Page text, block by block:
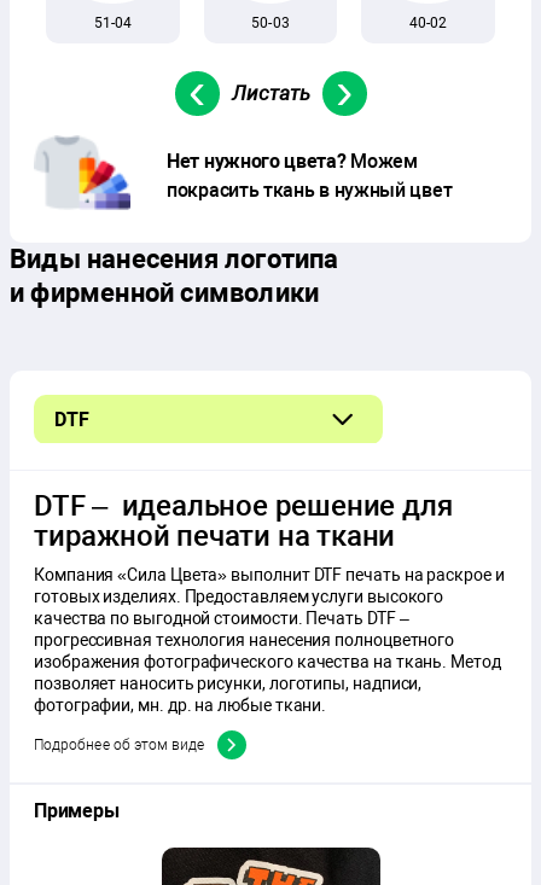
51-04 50-03 40-02
‹ ›
Нет нужного цвета?Можем
покрасить ткань в нужный цвет
Виды нанесения логотипа
и фирменной символики
DTF
Вышивка
Термотрансферная печать
Шелкография
Шелкотрансфер
DTF – идеальное решение для
тиражной печати на ткани
Компания «Сила Цвета» выполнит DTF печать на раскрое и
готовых изделиях. Предоставляем услуги высокого
качества по выгодной стоимости. Печать DTF –
прогрессивная технология нанесения полноцветного
изображения фотографического качества на ткань. Метод
позволяет наносить рисунки, логотипы, надписи,
фотографии, мн. др. на любые ткани.
Подробнее об этом виде
Примеры